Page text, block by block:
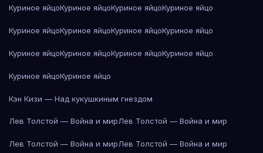
Куриное яйцоКуриное яйцоКуриное яйцоКуриное яйцо
Куриное яйцоКуриное яйцоКуриное яйцоКуриное яйцо
Куриное яйцоКуриное яйцоКуриное яйцоКуриное яйцо
Куриное яйцоКуриное яйцо
Кэн Кизи — Над кукушкиным гнездом
Лев Толстой — Война и мирЛев Толстой — Война и мир
Лев Толстой — Война и мирЛев Толстой — Война и мир